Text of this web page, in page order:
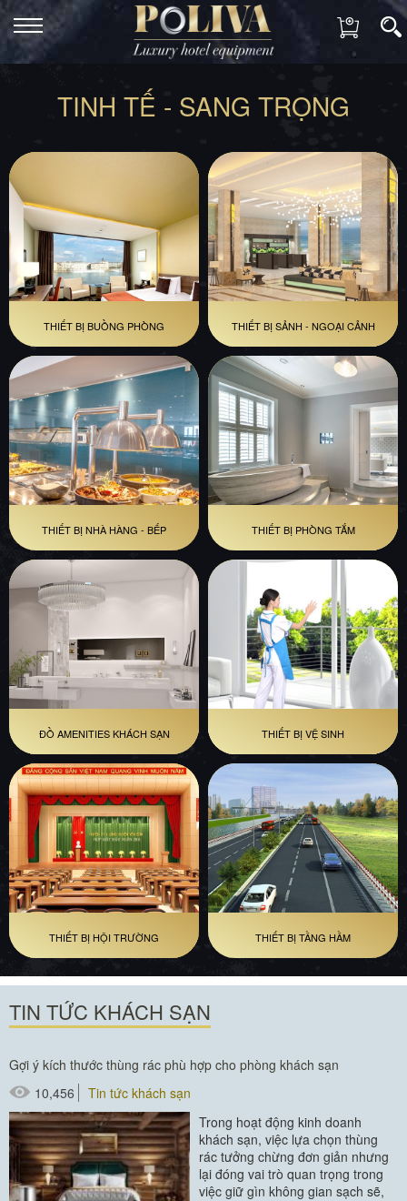
TINH TẾ - SANG TRỌNG
THIẾT BỊ BUỒNG PHÒNG THIẾT BỊ SẢNH - NGOẠI CẢNH
THIẾT BỊ NHÀ HÀNG - BẾP THIẾT BỊ PHÒNG TẮM
ĐỒ AMENITIES KHÁCH SẠN THIẾT BỊ VỆ SINH
THIẾT BỊ HỘI TRƯỜNG THIẾT BỊ TẦNG HẦM
TIN TỨC KHÁCH SẠN
Gợi ý kích thước thùng rác phù hợp cho phòng khách sạn
10,456
Tin tức khách sạn
Trong hoạt động kinh doanh
khách sạn, việc lựa chọn thùng
rác tưởng chừng đơn giản nhưng
lại đóng vai trò quan trọng trong
việc giữ gìn không gian sạch sẽ,